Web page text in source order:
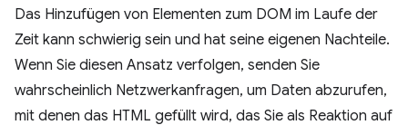
Das Hinzufügen von Elementen zum DOM im Laufe der
Zeit kann schwierig sein und hat seine eigenen Nachteile.
Wenn Sie diesen Ansatz verfolgen, senden Sie
wahrscheinlich Netzwerkanfragen, um Daten abzurufen,
mit denen das HTML gefüllt wird, das Sie als Reaktion auf